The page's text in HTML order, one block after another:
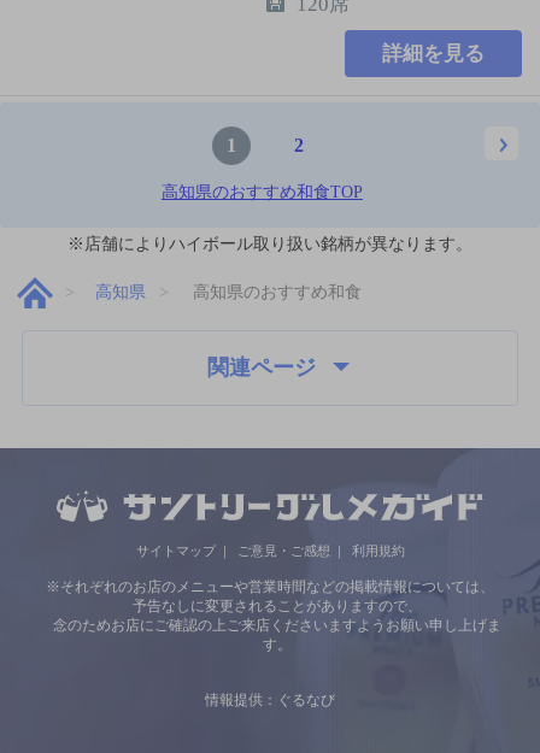
120席
詳細を見る
1 2
高知県のおすすめ和食TOP
※店舗によりハイボール取り扱い銘柄が異なります。
高知県 高知県のおすすめ和食
関連ページ
サイトマップ ご意見・ご感想 利用規約
※それぞれのお店のメニューや営業時間などの掲載情報については、
予告なしに変更されることがありますので、
念のためお店にご確認の上ご来店くださいますようお願い申し上げま
す。
情報提供：ぐるなび